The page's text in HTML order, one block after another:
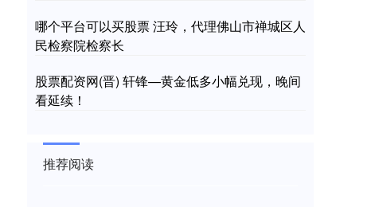
哪个平台可以买股票 汪玲，代理佛山市禅城区人
民检察院检察长
股票配资网(晋) 轩锋—黄金低多小幅兑现，晚间
看延续！
推荐阅读